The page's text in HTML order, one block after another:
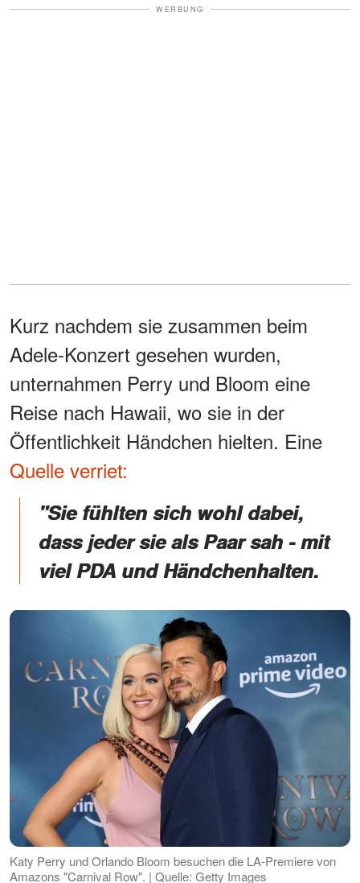
WERBUNG
Kurz nachdem sie zusammen beim
Adele-Konzert gesehen wurden,
unternahmen Perry und Bloom eine
Reise nach Hawaii, wo sie in der
Öffentlichkeit Händchen hielten. Eine
Quelle verriet:
"Sie fühlten sich wohl dabei,
dass jeder sie als Paar sah - mit
viel PDA und Händchenhalten.
Katy Perry und Orlando Bloom besuchen die LA-Premiere von
Amazons "Carnival Row". | Quelle: Getty Images